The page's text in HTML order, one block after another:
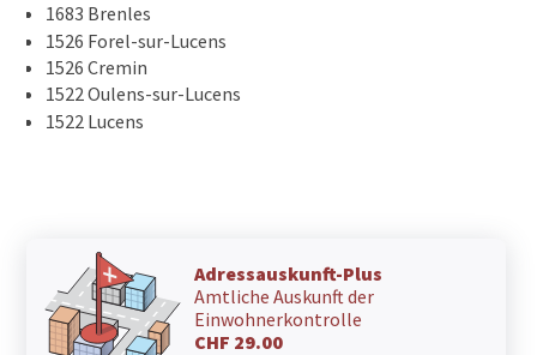
1683 Brenles
1526 Forel-sur-Lucens
1526 Cremin
1522 Oulens-sur-Lucens
1522 Lucens
Adressauskunft-Plus
Amtliche Auskunft der
Einwohnerkontrolle
CHF 29.00